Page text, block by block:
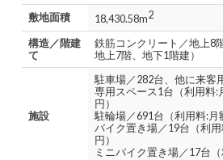
敷地面積 18,430.58m2
構造／階建
て
鉄筋コンクリート／地上
地上7階、地下1階建）
施設
駐車場／282台、他に来客
専用スペース1台（利用料:
円）
駐輪場／691台（利用料:月
バイク置き場／19台（利
円）
ミニバイク置き場／17台（